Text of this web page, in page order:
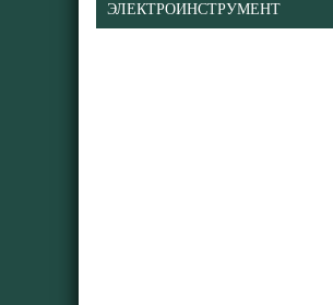
ЭЛЕКТРОИНСТРУМЕНТ